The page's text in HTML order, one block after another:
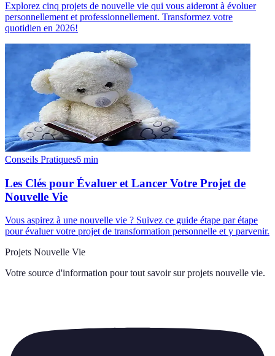
Explorez cinq projets de nouvelle vie qui vous aideront à évoluer
personnellement et professionnellement. Transformez votre
quotidien en 2026!
Conseils Pratiques6 min
Les Clés pour Évaluer et Lancer Votre Projet de
Nouvelle Vie
Vous aspirez à une nouvelle vie ? Suivez ce guide étape par étape
pour évaluer votre projet de transformation personnelle et y parvenir.
Projets Nouvelle Vie
Votre source d'information pour tout savoir sur projets nouvelle vie.